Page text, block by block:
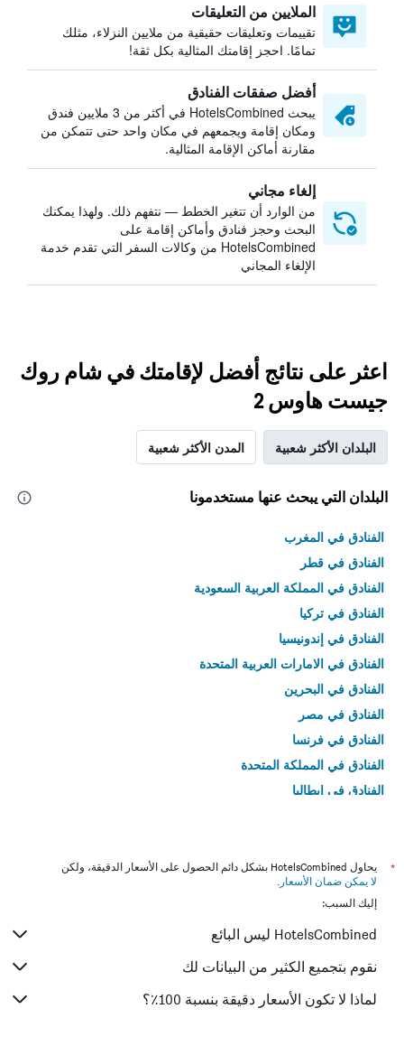
الملايين من التعليقات
تقييمات وتعليقات حقيقية من ملايين النزلاء، مثلك
تمامًا. احجز إقامتك المثالية بكل ثقة!
أفضل صفقات الفنادق
يبحث HotelsCombined في أكثر من 3 ملايين فندق
ومكان إقامة ويجمعهم في مكان واحد حتى تتمكن من
مقارنة أماكن الإقامة المثالية.
إلغاء مجاني
من الوارد أن تتغير الخطط — نتفهم ذلك. ولهذا يمكنك
البحث وحجز فنادق وأماكن إقامة على
HotelsCombined من وكالات السفر التي تقدم خدمة
الإلغاء المجاني
اعثر على نتائج أفضل لإقامتك في شام روك
جيست هاوس 2
البلدان الأكثر شعبية المدن الأكثر شعبية
البلدان التي يبحث عنها مستخدمونا
الفنادق في المغرب
الفنادق في قطر
الفنادق في المملكة العربية السعودية
الفنادق في تركيا
الفنادق في إندونيسيا
الفنادق في الامارات العربية المتحدة
الفنادق في البحرين
الفنادق في مصر
الفنادق في فرنسا
الفنادق في المملكة المتحدة
الفنادق في إيطاليا
*
يحاول HotelsCombined بشكل دائم الحصول على الأسعار الدقيقة، ولكن
لا يمكن ضمان الأسعار .
إليك السبب:
HotelsCombined ليس البائع
نقوم بتجميع الكثير من البيانات لك
لماذا لا تكون الأسعار دقيقة بنسبة 100٪؟